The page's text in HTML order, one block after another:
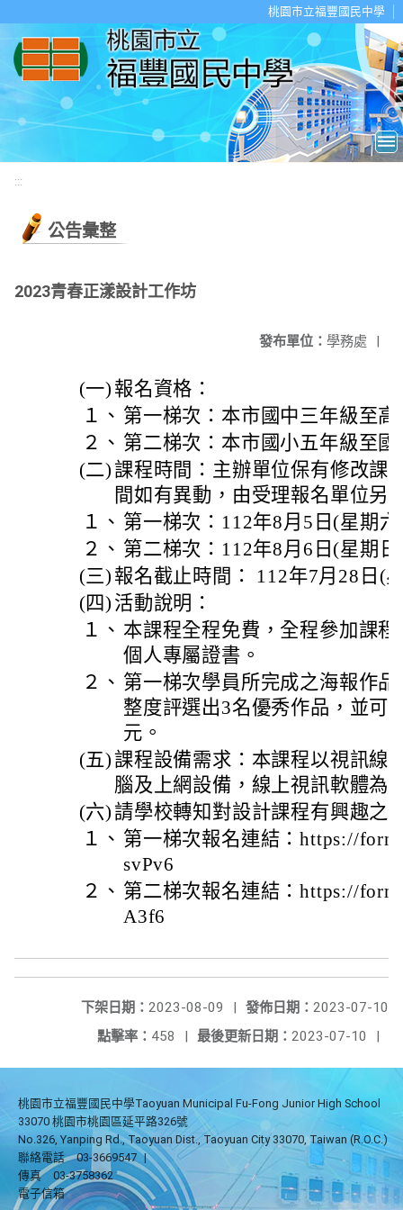
桃園市立福豐國民中學
:::
公告彙整
2023青春正漾設計工作坊
發布單位： 學務處 |
(一) 報名資格：
１、 第一梯次：本市國中三年級至
２、 第二梯次：本市國小五年級至
(二)課程時間：主辦單位保有修改課
間如有異動，由受理報名單位另
１、 第一梯次：112年8月5日(星期
２、 第二梯次：112年8月6日(星期
(三) 報名截止時間： 112年7月28日(
(四) 活動說明：
１、 本課程全程免費，全程參加課
個人專屬證書。
２、 第一梯次學員所完成之海報作
整度評選出3名優秀作品，並可
元。
(五)課程設備需求：本課程以視訊線
腦及上網設備，線上視訊軟體為
(六) 請學校轉知對設計課程有興趣之
１、 第一梯次報名連結：https://
svPv6
２、 第二梯次報名連結：https://
A3f6
發佈日期： 2023-07-10
下架日期： 2023-08-09
|
最後更新日期： 2023-07-10 |
點擊率： 458 |
桃園市立福豐國民中學Taoyuan Municipal Fu-Fong Junior High School
33070 桃園市桃園區延平路326號
No.326, Yanping Rd., Taoyuan Dist., Taoyuan City 33070, Taiwan (R.O.C.)
聯絡電話
03-3669547 |
傳真
03-3758362
電子信箱